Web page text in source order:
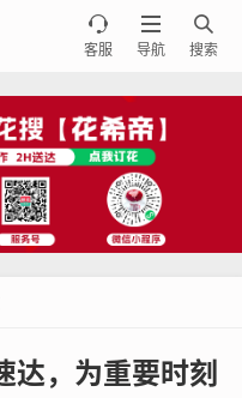

搜索

导航

客服
达，为重要时刻